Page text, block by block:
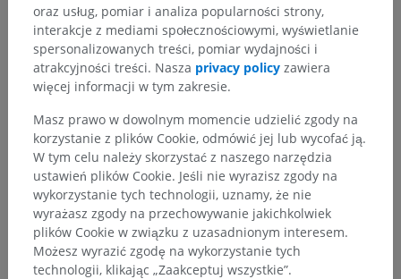
oraz usług, pomiar i analiza popularności strony,
interakcje z mediami społecznościowymi, wyświetlanie
spersonalizowanych treści, pomiar wydajności i
atrakcyjności treści. Nasza privacy policy zawiera
więcej informacji w tym zakresie.
Masz prawo w dowolnym momencie udzielić zgody na
korzystanie z plików Cookie, odmówić jej lub wycofać ją.
W tym celu należy skorzystać z naszego narzędzia
ustawień plików Cookie. Jeśli nie wyrazisz zgody na
wykorzystanie tych technologii, uznamy, że nie
wyrażasz zgody na przechowywanie jakichkolwiek
plików Cookie w związku z uzasadnionym interesem.
Możesz wyrazić zgodę na wykorzystanie tych
technologii, klikając „Zaakceptuj wszystkie”.